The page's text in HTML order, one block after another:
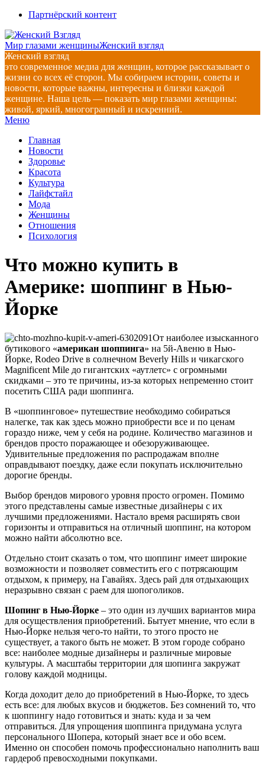
Перейти
содержимому
Партнёрский контент
Мир глазами женщиныЖенский взгляд
Женский взгляд
это современное медиа для женщин, которое рассказывает о
жизни со всех её сторон. Мы собираем истории, советы и
новости, которые важны, интересны и близки каждой
женщине. Наша цель — показать мир глазами женщины:
живой, яркий, многогранный и искренний.
Главное
меню
Меню
Главная
Новости
Здоровье
Красота
Культура
Лайфстайл
Мода
Женщины
Отношения
Психология
Что можно купить в
Америке: шоппинг в Нью-
Йорке
От наиболее изысканного
бутикового «американ шоппинга» на 5й-Авеню в Нью-
Йорке, Rodeo Drive в солнечном Beverly Hills и чикагского
Magnificent Mile до гигантских «аутлетс» с огромными
скидками – это те причины, из-за которых непременно стоит
посетить США ради шоппинга.
В «шоппинговое» путешествие необходимо собираться
налегке, так как здесь можно приобрести все и по ценам
гораздо ниже, чем у себя на родине. Количество магазинов и
брендов просто поражающее и обезоруживающее.
Удивительные предложения по распродажам вполне
оправдывают поездку, даже если покупать исключительно
дорогие бренды.
Выбор брендов мирового уровня просто огромен. Помимо
этого представлены самые известные дизайнеры с их
лучшими предложениями. Настало время расширять свои
горизонты и отправиться на отличный шоппинг, на котором
можно найти абсолютно все.
Отдельно стоит сказать о том, что шоппинг имеет широкие
возможности и позволяет совместить его с потрясающим
отдыхом, к примеру, на Гавайях. Здесь рай для отдыхающих
неразрывно связан с раем для шопоголиков.
Шопинг в Нью-Йорке – это один из лучших вариантов мира
для осуществления приобретений. Бытует мнение, что если в
Нью-Йорке нельзя чего-то найти, то этого просто не
существует, а такого быть не может. В этом городе собрано
все: наиболее модные дизайнеры и различные мировые
культуры. А масштабы территории для шопинга закружат
голову каждой модницы.
Когда доходит дело до приобретений в Нью-Йорке, то здесь
есть все: для любых вкусов и бюджетов. Без сомнений то, что
к шоппингу надо готовиться и знать: куда и за чем
отправиться. Для упрощения шоппинга придумана услуга
персонального Шопера, который знает все и обо всем.
Именно он способен помочь профессионально наполнить ваш
гардероб превосходными покупками.